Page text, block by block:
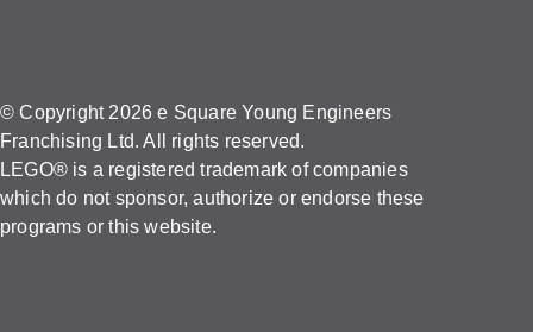
© Copyright 2026 e Square Young Engineers
Franchising Ltd. All rights reserved.
LEGO® is a registered trademark of companies
which do not sponsor, authorize or endorse these
programs or this website.